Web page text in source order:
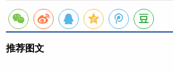
推荐图文